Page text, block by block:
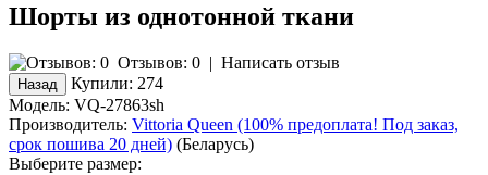
Шорты из однотонной ткани
Отзывов: 0 | Написать отзыв
Купили: 274
Модель: VQ-27863sh
Производитель: Vittoria Queen (100% предоплата! Под заказ,
срок пошива 20 дней) (Беларусь)
Выберите размер: